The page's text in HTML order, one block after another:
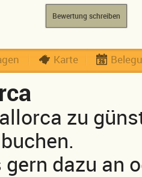
Bewertung schreiben
Karte
zu
gern dazu an